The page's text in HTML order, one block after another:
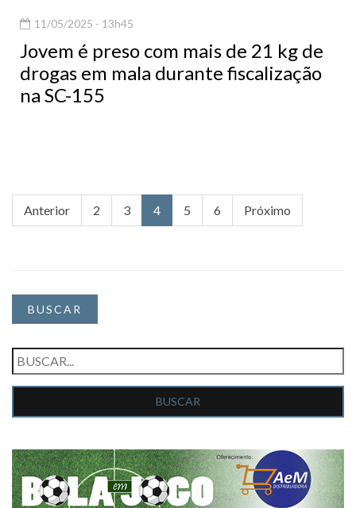
11/05/2025 - 13h45
Jovem é preso com mais de 21 kg de
drogas em mala durante fiscalização
na SC-155
Anterior 2 3 4 5 6 Próximo
BUSCAR